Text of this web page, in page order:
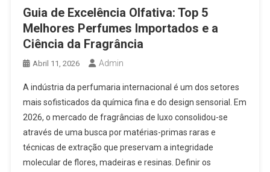
Guia de Excelência Olfativa: Top 5
Melhores Perfumes Importados e a
Ciência da Fragrância
Abril 11, 2026 Admin
A indústria da perfumaria internacional é um dos setores
mais sofisticados da química fina e do design sensorial. Em
2026, o mercado de fragrâncias de luxo consolidou-se
através de uma busca por matérias-primas raras e
técnicas de extração que preservam a integridade
molecular de flores, madeiras e resinas. Definir os